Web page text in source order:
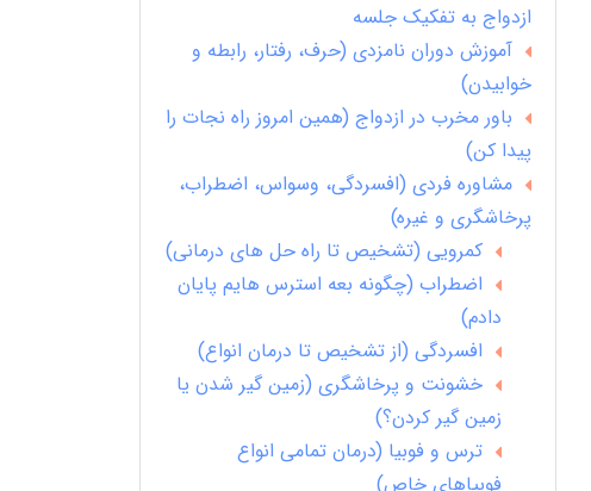
ازدواج به تفکیک جلسه
آموزش دوران نامزدی (حرف، رفتار، رابطه و
خوابیدن)
باور مخرب در ازدواج (همین امروز راه نجات را
پیدا کن)
مشاوره فردی (افسردگی، وسواس، اضطراب،
پرخاشگری و غیره)
کمرویی (تشخیص تا راه حل های درمانی)
اضطراب (چگونه بعه استرس هایم پایان
دادم)
افسردگی (از تشخیص تا درمان انواع)
خشونت و پرخاشگری (زمین گیر شدن یا
زمین گیر کردن؟)
ترس و فوبیا (درمان تمامی انواع
فوبیاهای خاص)